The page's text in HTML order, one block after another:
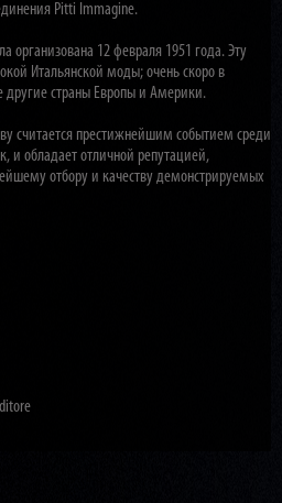
Pitti Immagine.
организована 12 февраля 1951 года. Эту
Итальянской моды; очень скоро в
другие страны Европы и Америки.
считается престижнейшим событием среди
и обладает отличной репутацией,
отбору и качеству демонстрируемых